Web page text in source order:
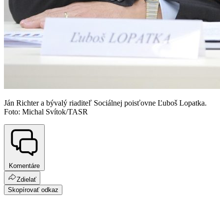
Ján Richter a bývalý riaditeľ Sociálnej poisťovne Ľuboš Lopatka.
Foto: Michal Svítok/TASR
Komentáre
Zdielať
Skopírovať odkaz